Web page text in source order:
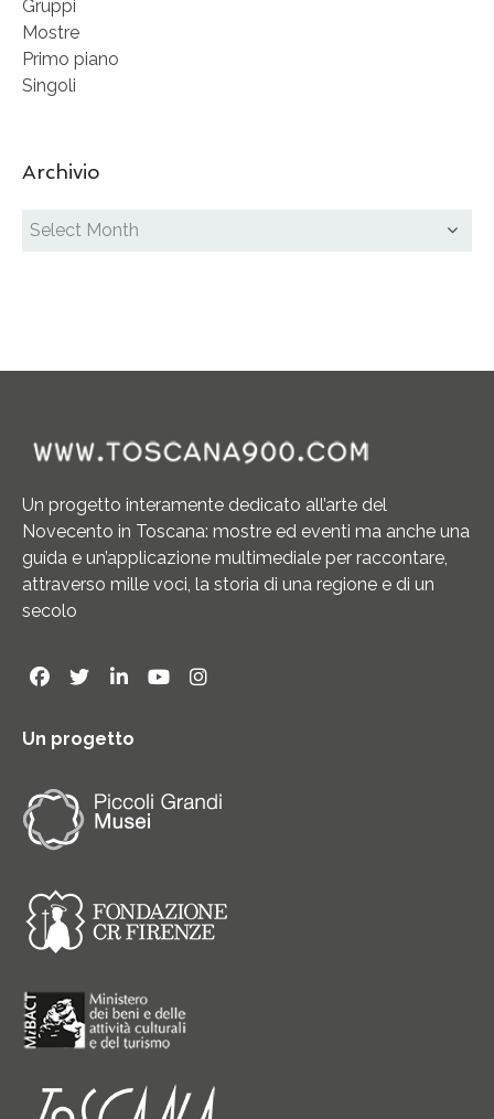
Gruppi
Mostre
Primo piano
Singoli
Archivio
Un progetto interamente dedicato all’arte del
Novecento in Toscana: mostre ed eventi ma anche una
guida e un’applicazione multimediale per raccontare,
attraverso mille voci, la storia di una regione e di un
secolo
Un progetto